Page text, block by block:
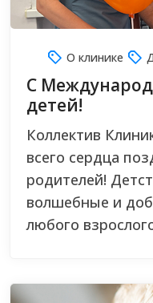
О клинике
C
детей!
Коллектив
всего сердца
родителей!
волшебные и
любого